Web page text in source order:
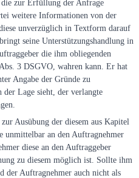
die zur Erfüllung der Anfrage
weitere Informationen von der
unverzüglich in Textform darauf
seine Unterstützungshandlung in
die ihm obliegenden
3 DSGVO, wahren kann. Er hat
Angabe der Gründe zu
Lage sieht, der verlangte
Ausübung der diesem aus Kapitel
unmittelbar an den Auftragnehmer
diese an den Auftraggeber
zu diesem möglich ist. Sollte ihm
der Auftragnehmer auch nicht als